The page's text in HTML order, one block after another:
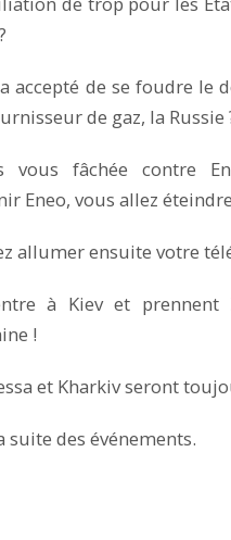
accepté de se foudre
de gaz, la Russie
vous fâchée contre
Eneo, vous allez
allumer ensuite votre
à Kiev et prennent
!
et Kharkiv seront
suite des événements.